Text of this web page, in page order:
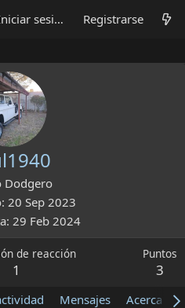
Iniciar sesión Registrarse
Dodgero
20 Sep 2023
29 Feb 2024
de reacción
1
Puntos
3
Mensajes Acerca de